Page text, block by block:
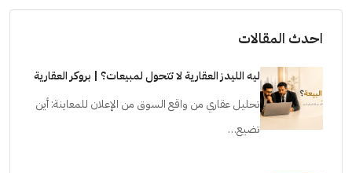
احدث المقالات
ليه الليدز العقارية لا تتحول لمبيعات؟ | بروكر العقارية
تحليل عقاري من واقع السوق من الإعلان للمعاينة: أين
تضيع…